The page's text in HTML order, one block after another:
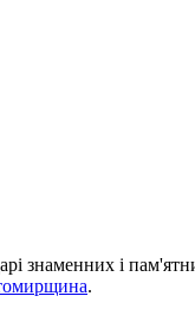
знаменних і
.